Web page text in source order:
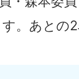
。あとの